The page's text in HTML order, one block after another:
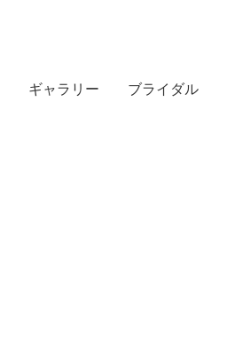
ギャラリー ブライダル